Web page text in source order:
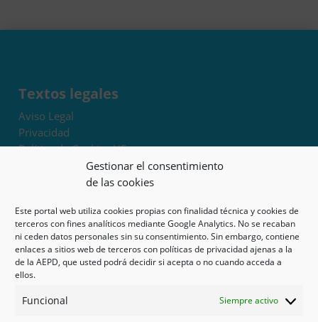
Gestionar el consentimiento
de las cookies
Este portal web utiliza cookies propias con finalidad técnica y cookies de
terceros con fines analíticos mediante Google Analytics. No se recaban
ni ceden datos personales sin su consentimiento. Sin embargo, contiene
enlaces a sitios web de terceros con políticas de privacidad ajenas a la
de la AEPD, que usted podrá decidir si acepta o no cuando acceda a
ellos.
Funcional Siempre activo
Textos legales
Aviso Legal
Privacidad
Política de Cookies UE
Términos y condiciones
Exoneración de responsabilidad
Mapa del sitio
Mi cuenta
Tienda
Psicología en Murcia
Guías